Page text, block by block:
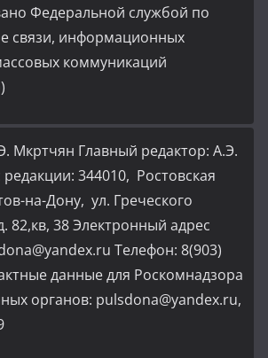
Федеральной службой по
связи, информационных
коммуникаций
Мкртчян Главный редактор: А.Э.
344010, Ростовская
на-Дону, ул. Греческого
82,кв, 38 Электронный адрес
Телефон: 8(903)
данные для Роскомнадзора
органов: pulsdona@yandex.ru,